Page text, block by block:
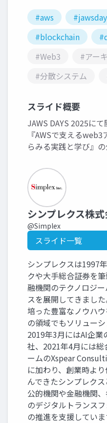
#aws
#blockchain
#Web3
#アー
#分散システム
スライド概要
JAWS DAYS 2025に
『AWSで支える
らみる実践と学び』の
シンプレクス株
@Simplex
スライド一覧
シンプレクスは1997
クや大手総合証券を
融機関のテクノロジ
スを展開してきまし
培った豊富なノウハ
の領域でもソリューシ
2019年3月にはAI企
社、2021年4月には総
ームのXspear
に加わり、創業時よ
んできたシンプレクス
公的機関や金融機関
のデジタルトランスフ
の推進を支援していま